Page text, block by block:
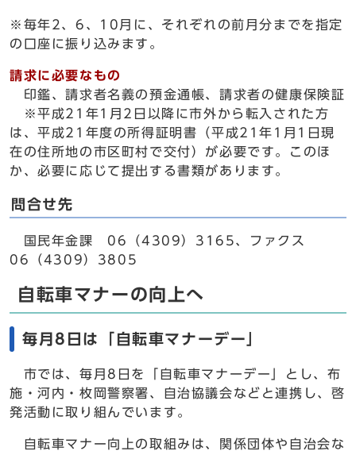
※毎年2、6、10月に、それぞれの前月分までを指定
の口座に振り込みます。
請求に必要なもの
印鑑、請求者名義の預金通帳、請求者の健康保険証
※平成21年1月2日以降に市外から転入された方
は、平成21年度の所得証明書（平成21年1月1日現
在の住所地の市区町村で交付）が必要です。このほ
か、必要に応じて提出する書類があります。
問合せ先
国民年金課 06（4309）3165、ファクス
06（4309）3805
自転車マナーの向上へ
毎月8日は「自転車マナーデー」
市では、毎月8日を「自転車マナーデー」とし、布
施・河内・枚岡警察署、自治協議会などと連携し、啓
発活動に取り組んでいます。
自転車マナー向上の取組みは、関係団体や自治会な